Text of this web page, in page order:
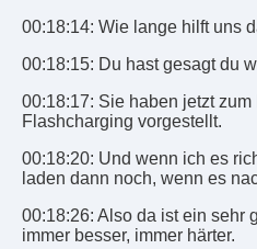
00:18:14: Wie lange hilft uns
00:18:15: Du hast gesagt du
00:18:17: Sie haben jetzt
Flashcharging vorgestellt.
00:18:20: Und wenn ich es
laden dann noch, wenn es
00:18:26: Also da ist ein sehr
immer besser, immer härter.